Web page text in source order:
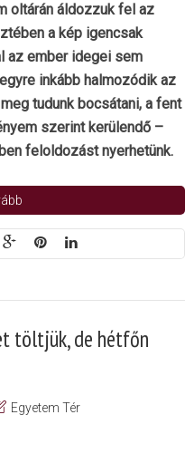
oltárán áldozzuk fel az
a kép igencsak
az ember idegei sem
inkább halmozódik az
tudunk bocsátani, a fent
szerint kerülendő –
feloldozást nyerhetünk.
töltjük, de hétfőn
Egyetem Tér